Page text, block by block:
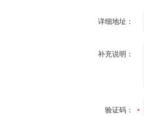
详细地址：
补充说明：
验证码：